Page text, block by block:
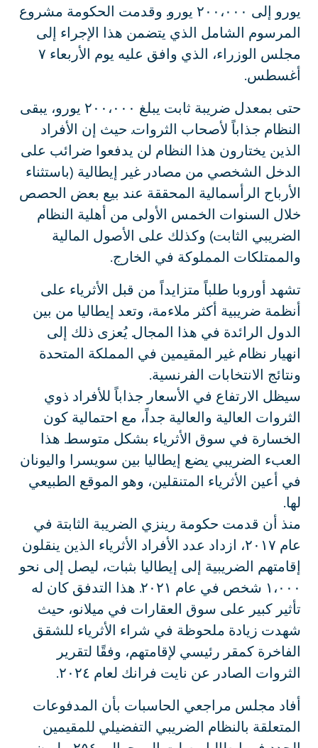
يورو إلى ٢٠٠،٠٠٠ يورو. وقدمت الحكومة مشروع
المرسوم الشامل الذي يتضمن هذا الإجراء إلى
مجلس الوزراء، الذي وافق عليه يوم الأربعاء ٧
أغسطس.
حتى بمعدل ضريبة ثابت يبلغ ٢٠٠،٠٠٠ يورو، يبقى
النظام جذاباً لأصحاب الثروات. حيث إن الأفراد
الذين يختارون هذا النظام لن يدفعوا ضرائب على
الدخل الشخصي من مصادر غير إيطالية (باستثناء
الأرباح الرأسمالية المحققة عند بيع بعض الحصص
خلال السنوات الخمس الأولى من أهلية النظام
الضريبي الثابت) وكذلك على الأصول المالية
والممتلكات المملوكة في الخارج.
تشهد أوروبا طلباً متزايداً من قبل الأثرياء على
أنظمة ضريبية أكثر ملاءمة، وتعد إيطاليا من بين
الدول الرائدة في هذا المجال. يُعزى ذلك إلى
انهيار نظام غير المقيمين في المملكة المتحدة
ونتائج الانتخابات الفرنسية.
سيظل الارتفاع في الأسعار جذاباً للأفراد ذوي
الثروات العالية والعالية جداً، مع احتمالية كون
الخسارة في سوق الأثرياء بشكل متوسط. هذا
العبء الضريبي يضع إيطاليا بين سويسرا واليونان
في أعين الأثرياء المتنقلين، وهو الموقع الطبيعي
لها.
منذ أن قدمت حكومة رينزي الضريبة الثابتة في
عام ٢٠١٧، ازداد عدد الأفراد الأثرياء الذين ينقلون
إقامتهم الضريبية إلى إيطاليا بثبات، ليصل إلى نحو
١،٠٠٠ شخص في عام ٢٠٢١. هذا التدفق كان له
تأثير كبير على سوق العقارات في ميلانو، حيث
شهدت زيادة ملحوظة في شراء الأثرياء للشقق
الفاخرة كمقر رئيسي لإقامتهم، وفقًا لتقرير
الثروات الصادر عن نايت فرانك لعام ٢٠٢٤.
أفاد مجلس مراجعي الحاسبات بأن المدفوعات
المتعلقة بالنظام الضريبي التفضيلي للمقيمين